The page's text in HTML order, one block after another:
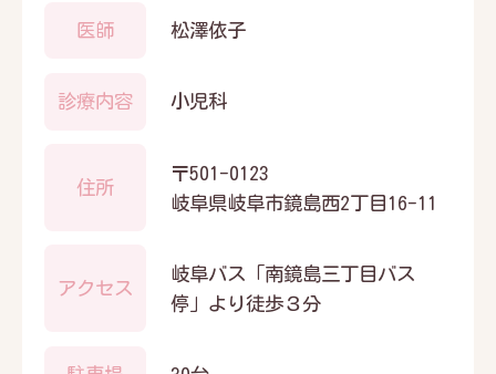
医師 松澤依子
診療内容 小児科
住所
〒501-0123
岐阜県岐阜市鏡島西2丁目16-11
アクセス
岐阜バス「南鏡島三丁目バス
停」より徒歩３分